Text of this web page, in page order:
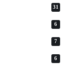
31
6
7
6